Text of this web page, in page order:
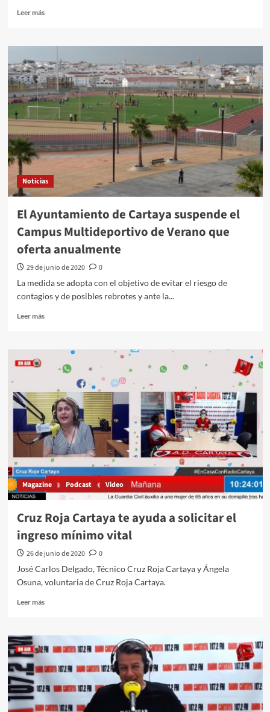
Leer más
Noticias
El Ayuntamiento de Cartaya suspende el
Campus Multideportivo de Verano que
oferta anualmente
29 de junio de 2020
0
La medida se adopta con el objetivo de evitar el riesgo de
contagios y de posibles rebrotes y ante la...
Leer más
Magazine Podcast Video
Cruz Roja Cartaya te ayuda a solicitar el
ingreso mínimo vital
26 de junio de 2020
0
José Carlos Delgado, Técnico Cruz Roja Cartaya y Ángela
Osuna, voluntaria de Cruz Roja Cartaya.
Leer más